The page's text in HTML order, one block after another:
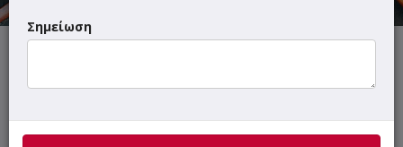
Σημείωση